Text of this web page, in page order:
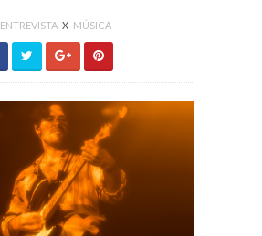
ENTREVISTA X MÚSICA